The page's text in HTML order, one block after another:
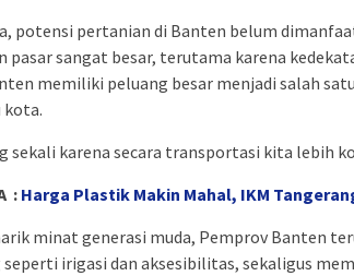
potensi pertanian di Banten belum
pasar sangat besar, terutama karena
memiliki peluang besar menjadi salah
kota.
sekali karena secara transportasi kita lebih
: Harga Plastik Makin Mahal, IKM
minat generasi muda, Pemprov Banten
seperti irigasi dan aksesibilitas, sekaligus